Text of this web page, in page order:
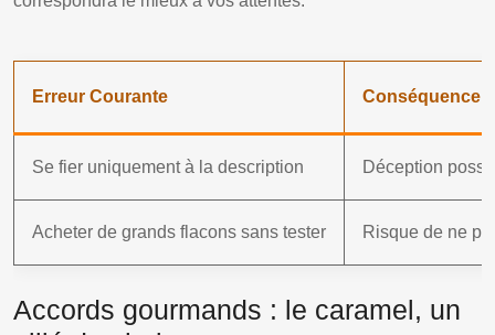
Erreur Courante Conséquence
Se fier uniquement à la description Déception
Acheter de grands flacons sans tester Risque de ne
Accords gourmands : le caramel, un